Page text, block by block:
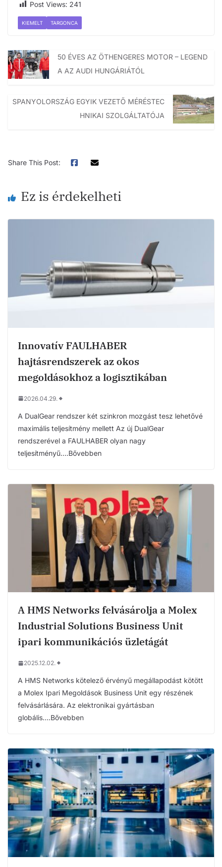
Post Views: 241
KIEMELT TARGONCA
50 ÉVES AZ ÖTHENGERES MOTOR – LEGEND
A AZ AUDI HUNGÁRIÁTÓL
SPANYOLORSZÁG EGYIK VEZETŐ MÉRÉSTEC
HNIKAI SZOLGÁLTATÓJA
Share This Post:
Ez is érdekelheti
Innovatív FAULHABER
hajtásrendszerek az okos
megoldásokhoz a logisztikában
2026.04.29.
A DualGear rendszer két szinkron mozgást tesz lehetővé
maximális teljesítmény mellett Az új DualGear
rendszerével a FAULHABER olyan nagy
teljesítményű….Bővebben
A HMS Networks felvásárolja a Molex
Industrial Solutions Business Unit
ipari kommunikációs üzletágát
2025.12.02.
A HMS Networks kötelező érvényű megállapodást kötött
a Molex Ipari Megoldások Business Unit egy részének
felvásárlására. Az elektronikai gyártásban
globális….Bővebben